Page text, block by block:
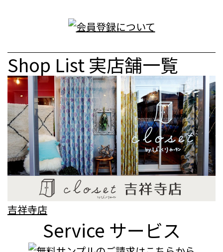
Shop List実店舗一覧
吉祥寺店
Service サービス